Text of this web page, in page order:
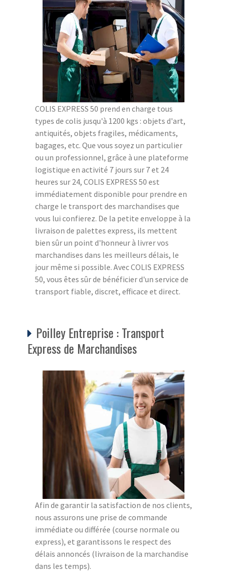
COLIS EXPRESS 50 prend en charge tous
types de colis jusqu'à 1200 kgs : objets d'art,
antiquités, objets fragiles, médicaments,
bagages, etc. Que vous soyez un particulier
ou un professionnel, grâce à une plateforme
logistique en activité 7 jours sur 7 et 24
heures sur 24, COLIS EXPRESS 50 est
immédiatement disponible pour prendre en
charge le transport des marchandises que
vous lui confierez. De la petite enveloppe à la
livraison de palettes express, ils mettent
bien sûr un point d'honneur à livrer vos
marchandises dans les meilleurs délais, le
jour même si possible. Avec COLIS EXPRESS
50, vous êtes sûr de bénéficier d'un service de
transport fiable, discret, efficace et direct.
Poilley Entreprise : Transport
Express de Marchandises
Afin de garantir la satisfaction de nos clients,
nous assurons une prise de commande
immédiate ou différée (course normale ou
express), et garantissons le respect des
délais annoncés (livraison de la marchandise
dans les temps).